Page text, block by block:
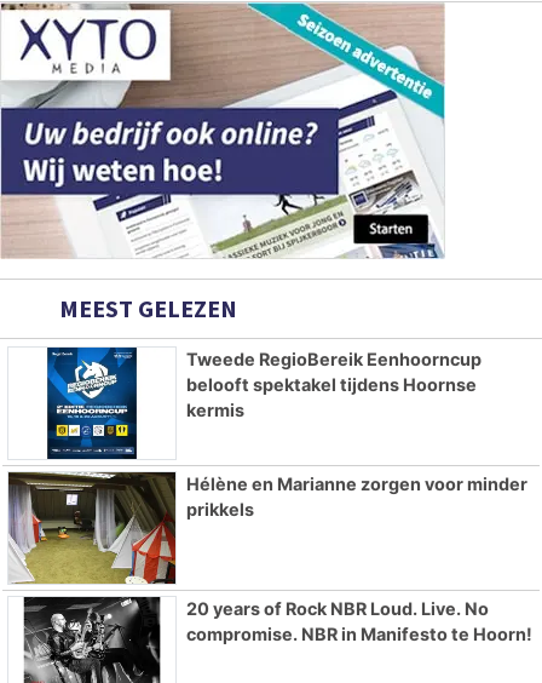
MEEST GELEZEN
Tweede RegioBereik Eenhoorncup
belooft spektakel tijdens Hoornse
kermis
Hélène en Marianne zorgen voor minder
prikkels
20 years of Rock NBR Loud. Live. No
compromise. NBR in Manifesto te Hoorn!